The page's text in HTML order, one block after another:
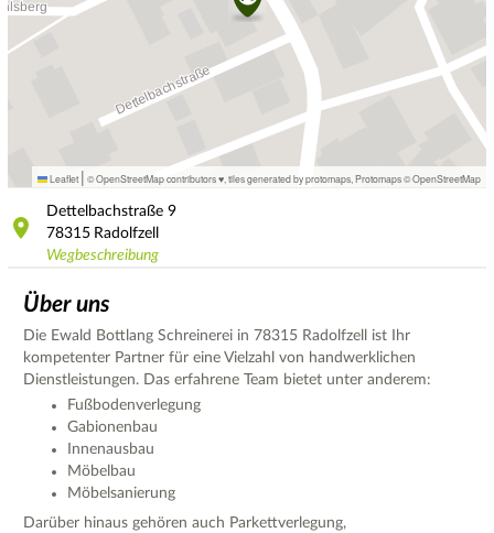
Leaflet | © OpenStreetMap contributors ♥, tiles generated by protomaps Protomaps©OpenStreetMap
Dettelbachstraße 9
78315 Radolfzell
Wegbeschreibung
Über uns
Die Ewald Bottlang Schreinerei in 78315 Radolfzell ist Ihr
kompetenter Partner für eine Vielzahl von handwerklichen
Dienstleistungen. Das erfahrene Team bietet unter anderem:
Fußbodenverlegung
Gabionenbau
Innenausbau
Möbelbau
Möbelsanierung
Darüber hinaus gehören auch Parkettverlegung,